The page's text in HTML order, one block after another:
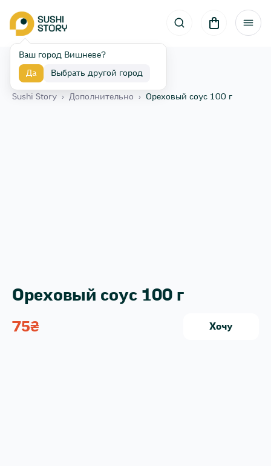
Ваш город Вишневе?
Да Выбрать другой город
Назад
Sushi Story › Дополнительно › Ореховый соус 100 г
Ореховый соус 100 г
75₴ Хочу